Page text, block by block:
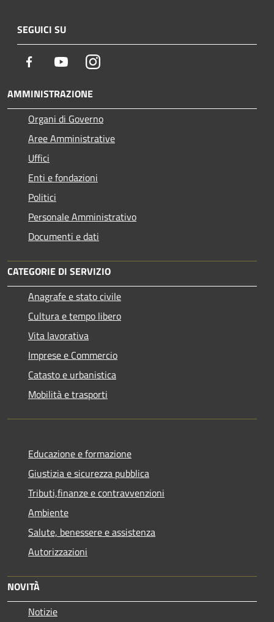
SEGUICI SU
Facebook YoutubeInstagram
AMMINISTRAZIONE
Organi di Governo
Aree Amministrative
Uffici
Enti e fondazioni
Politici
Personale Amministrativo
Documenti e dati
CATEGORIE DI SERVIZIO
Anagrafe e stato civile
Cultura e tempo libero
Vita lavorativa
Imprese e Commercio
Catasto e urbanistica
Mobilità e trasporti
Educazione e formazione
Giustizia e sicurezza pubblica
Tributi,finanze e contravvenzioni
Ambiente
Salute, benessere e assistenza
Autorizzazioni
NOVITÀ
Notizie